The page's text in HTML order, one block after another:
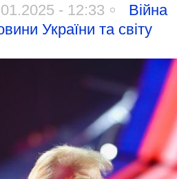
- 12:33
Війна
України та світу